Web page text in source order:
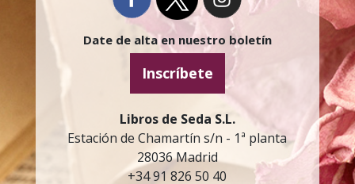
Date de alta en nuestro boletín
Inscríbete
Libros de Seda S.L.
Estación de Chamartín s/n - 1ª planta
28036 Madrid
+34 91 826 50 40